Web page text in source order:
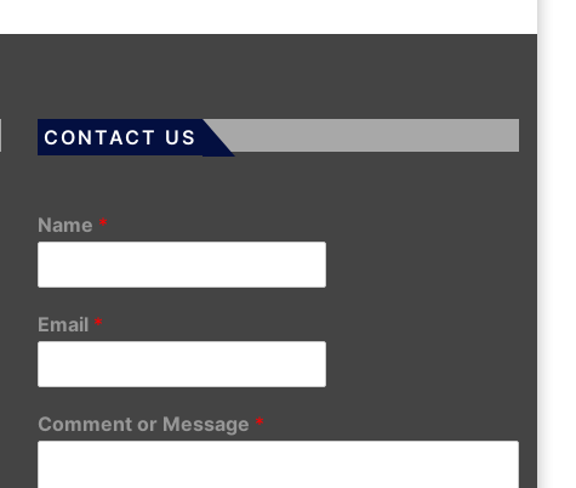
CONTACT US
Name *
Email *
Comment or Message *